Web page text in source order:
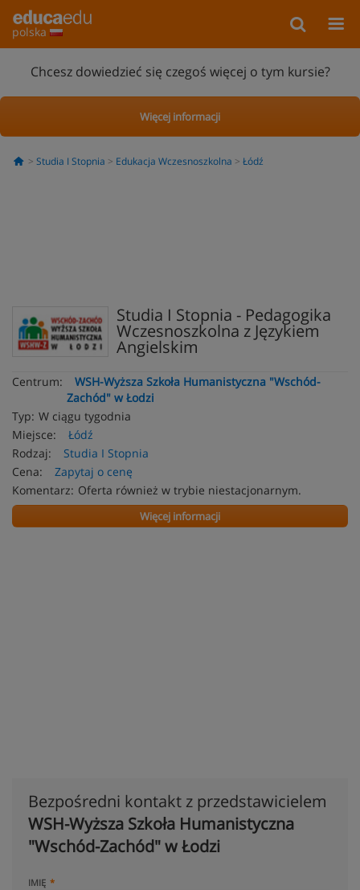
polska
Chcesz dowiedzieć się czegoś więcej o tym kursie?
Więcej informacji
Studia I Stopnia Edukacja Wczesnoszkolna Łódź
Studia I Stopnia - Pedagogika
Wczesnoszkolna z Językiem
Angielskim
Centrum:
WSH-Wyższa Szkoła Humanistyczna "Wschód-
Zachód" w Łodzi
Typ: W ciągu tygodnia
Miejsce:
Łódź
Rodzaj:
Studia I Stopnia
Cena:
Zapytaj o cenę
Komentarz: Oferta również w trybie niestacjonarnym.
Więcej informacji
Bezpośredni kontakt z przedstawicielem
WSH-Wyższa Szkoła Humanistyczna
"Wschód-Zachód" w Łodzi
IMIĘ